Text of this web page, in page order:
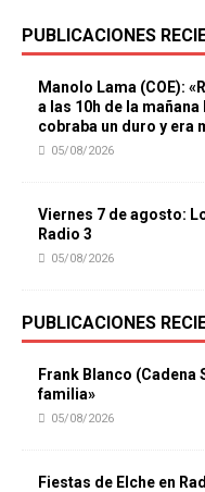
PUBLICACIONES
Manolo Lama (COE):
a las 10h de la
cobraba un duro y era
05/08/2026
Viernes 7 de agosto:
Radio 3
05/08/2026
PUBLICACIONES
Frank Blanco (Cadena
familia»
05/08/2026
Fiestas de Elche en